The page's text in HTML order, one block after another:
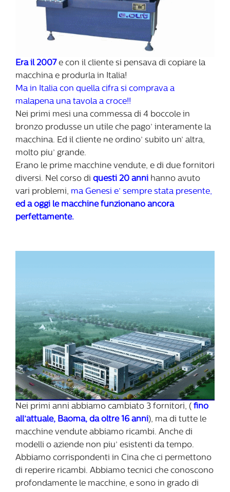
Era il 2007 e con il cliente si pensava di copiare la
macchina e produrla in Italia!
Ma in Italia con quella cifra si comprava a
malapena una tavola a croce!!
Nei primi mesi una commessa di 4 boccole in
bronzo produsse un utile che pago’ interamente la
macchina. Ed il cliente ne ordino’ subito un’ altra,
molto piu’ grande.
Erano le prime macchine vendute, e di due fornitori
diversi. Nel corso di questi 20 anni hanno avuto
vari problemi, ma Genesi e’ sempre stata presente,
ed a oggi le macchine funzionano ancora
perfettamente.
Nei primi anni abbiamo cambiato 3 fornitori, ( fino
all’attuale, Baoma, da oltre 16 anni), ma di tutte le
macchine vendute abbiamo ricambi. Anche di
modelli o aziende non piu’ esistenti da tempo.
Abbiamo corrispondenti in Cina che ci permettono
di reperire ricambi. Abbiamo tecnici che conoscono
profondamente le macchine, e sono in grado di